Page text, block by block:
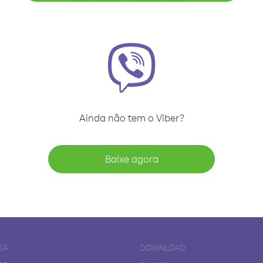
Ainda não tem o Viber?
Baixe agora
DOWNLOAD